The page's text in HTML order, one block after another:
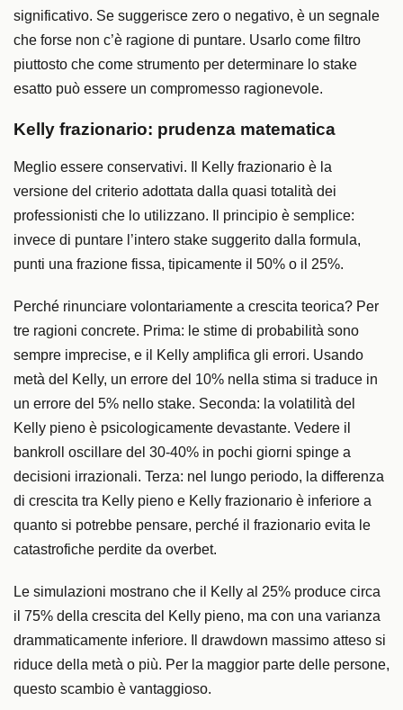
significativo. Se suggerisce zero o negativo, è un segnale
che forse non c’è ragione di puntare. Usarlo come filtro
piuttosto che come strumento per determinare lo stake
esatto può essere un compromesso ragionevole.
Kelly frazionario: prudenza matematica
Meglio essere conservativi. Il Kelly frazionario è la
versione del criterio adottata dalla quasi totalità dei
professionisti che lo utilizzano. Il principio è semplice:
invece di puntare l’intero stake suggerito dalla formula,
punti una frazione fissa, tipicamente il 50% o il 25%.
Perché rinunciare volontariamente a crescita teorica? Per
tre ragioni concrete. Prima: le stime di probabilità sono
sempre imprecise, e il Kelly amplifica gli errori. Usando
metà del Kelly, un errore del 10% nella stima si traduce in
un errore del 5% nello stake. Seconda: la volatilità del
Kelly pieno è psicologicamente devastante. Vedere il
bankroll oscillare del 30-40% in pochi giorni spinge a
decisioni irrazionali. Terza: nel lungo periodo, la differenza
di crescita tra Kelly pieno e Kelly frazionario è inferiore a
quanto si potrebbe pensare, perché il frazionario evita le
catastrofiche perdite da overbet.
Le simulazioni mostrano che il Kelly al 25% produce circa
il 75% della crescita del Kelly pieno, ma con una varianza
drammaticamente inferiore. Il drawdown massimo atteso si
riduce della metà o più. Per la maggior parte delle persone,
questo scambio è vantaggioso.